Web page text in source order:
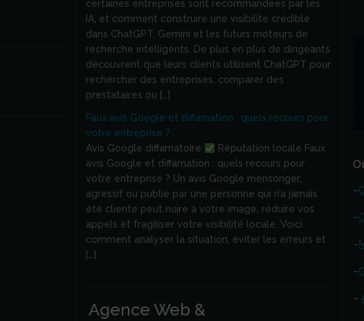
certaines entreprises sont recommandées par les
IA, et comment construire une visibilité crédible
dans ChatGPT, Gemini et les futurs moteurs de
recherche intelligents. De plus en plus de dirigeants
découvrent que leurs clients utilisent ChatGPT pour
rechercher des entreprises, comparer des
prestataires ou […]
Faux avis Google et diffamation : quels recours pour
votre entreprise ?
Avis Google diffamatoire
Réputation locale Faux
avis Google et diffamation : quels recours pour
votre entreprise ? Un avis Google mensonger,
agressif ou publié par une personne qui n’a jamais
été cliente peut nuire à votre image, réduire vos
appels et fragiliser votre visibilité locale. Voici
comment analyser la situation, éviter les erreurs et
[…]
Agence Web &
–
–
–
–
–